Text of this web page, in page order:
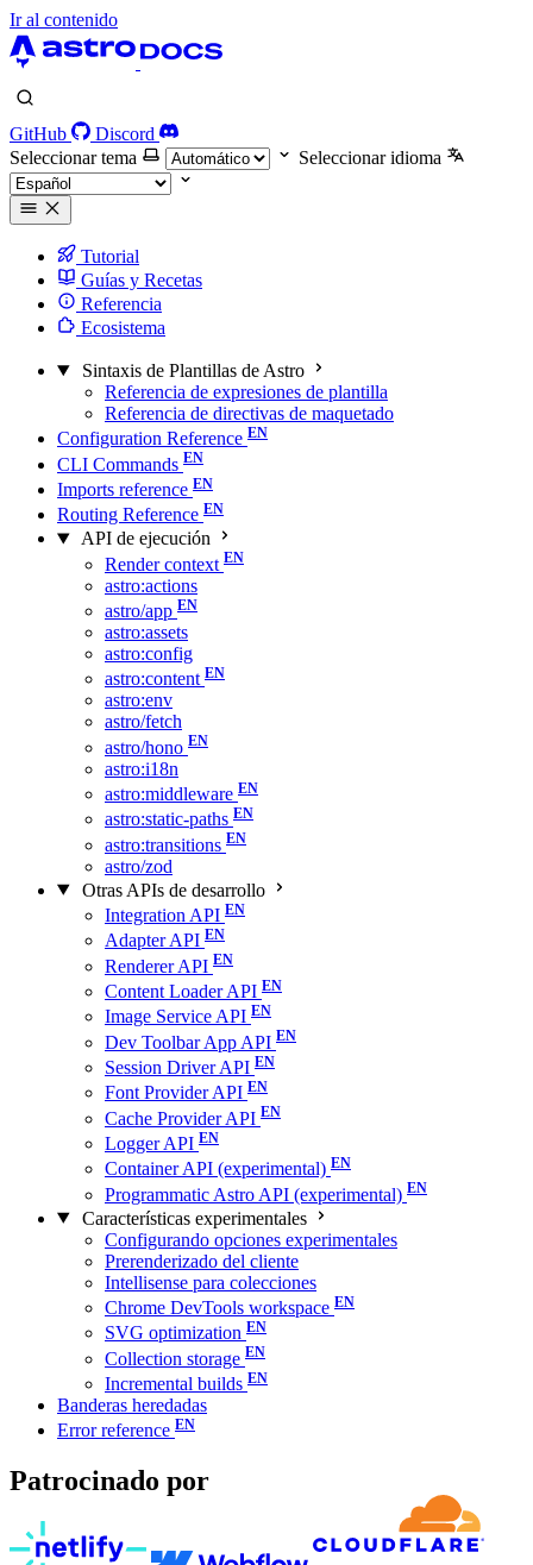
Ir al contenido
GitHub
Discord
Seleccionar tema
Seleccionar idioma
Tutorial
Guías y Recetas
Referencia
Ecosistema
Sintaxis de Plantillas de Astro
Referencia de expresiones de plantilla
Referencia de directivas de maquetado
Configuration Reference
CLI Commands
Imports reference
Routing Reference
API de ejecución
Render context
astro:actions
astro/app
astro:assets
astro:config
astro:content
astro:env
astro/fetch
astro/hono
astro:i18n
astro:middleware
astro:static-paths
astro:transitions
astro/zod
Otras APIs de desarrollo
Integration API
Adapter API
Renderer API
Content Loader API
Image Service API
Dev Toolbar App API
Session Driver API
Font Provider API
Cache Provider API
Logger API
Container API (experimental)
Programmatic Astro API (experimental)
Características experimentales
Configurando opciones experimentales
Prerenderizado del cliente
Intellisense para colecciones
Chrome DevTools workspace
SVG optimization
Collection storage
Incremental builds
Banderas heredadas
Error reference
Patrocinado por